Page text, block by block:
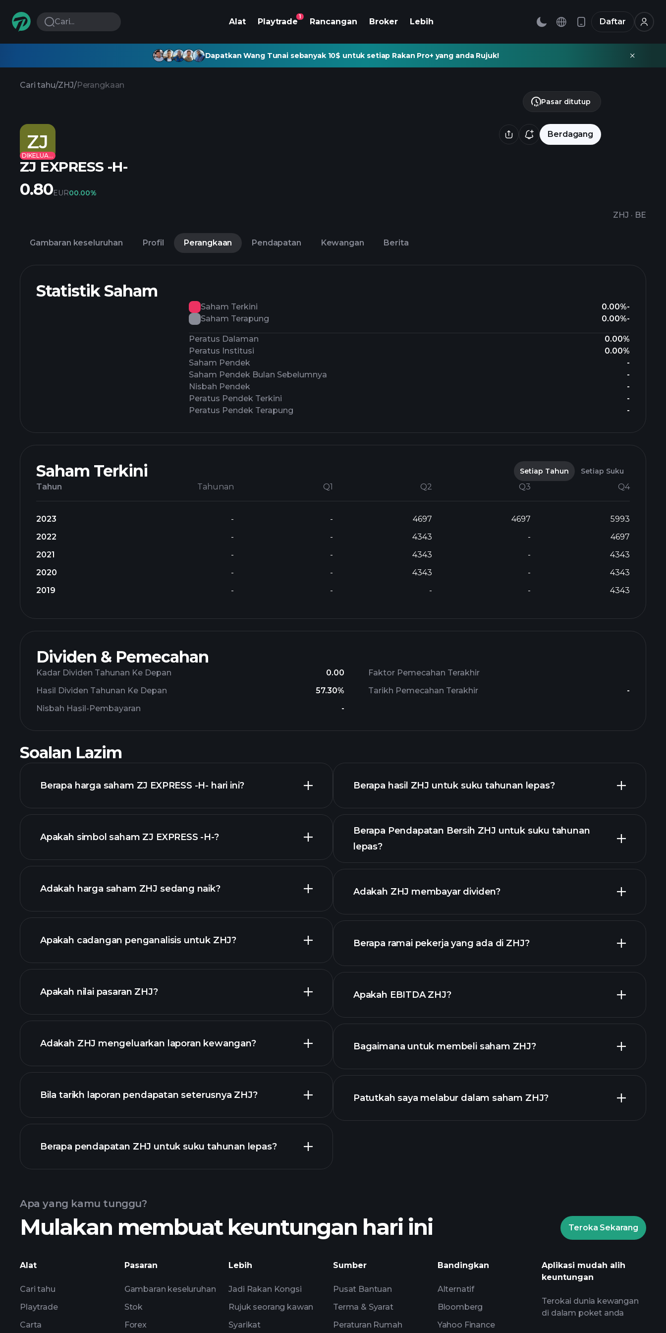
Cari... Alat Playtrade
1
Rancangan Broker Lebih Daftar
Dapatkan Wang Tunai sebanyak 10$ untuk setiap Rakan Pro+ yang anda Rujuk!
Cari tahu/ZHJ/Perangkaan
ZJ
DIKELUARKAN
Berdagang
ZJ EXPRESS -H-
ZHJ · BE
Pasar ditutup
0.80EUR00.00%
Gambaran keseluruhan Profil Perangkaan Pendapatan Kewangan Berita
Statistik Saham
Saham Terkini 0.00%-
Saham Terapung
0.00%-
Peratus Dalaman
0.00%
Peratus Institusi
0.00%
Saham Pendek
-
Saham Pendek Bulan Sebelumnya
-
Nisbah Pendek
-
Peratus Pendek Terkini
-
Peratus Pendek Terapung
-
Saham Terkini Setiap Tahun Setiap Suku
Tahun Tahunan Q1 Q2 Q3 Q4
2023 - - 4697 4697
5993
2022
- - 4343 -
4697
2021
- - 4343 -
4343
2020
- - 4343 -
4343
2019
- - - - 4343
Dividen & Pemecahan
Kadar Dividen Tahunan Ke Depan
0.00
Hasil Dividen Tahunan Ke Depan
57.30%
Nisbah Hasil-Pembayaran
-
Faktor Pemecahan Terakhir
Tarikh Pemecahan Terakhir
-
Soalan Lazim
Berapa harga saham ZJ EXPRESS -H- hari ini?
grafik lanjutan
Apakah simbol saham ZJ EXPRESS -H-?
Adakah harga saham ZHJ sedang naik?
grafik ZHJ
Apakah cadangan penganalisis untuk ZHJ?
Apakah nilai pasaran ZHJ?
senarai saham kami
Adakah ZHJ mengeluarkan laporan kewangan?
kewangan ZHJ
Bila tarikh laporan pendapatan seterusnya ZHJ?
Kalendar
Berapa pendapatan ZHJ untuk suku tahunan lepas?
Berapa hasil ZHJ untuk suku tahunan lepas?
laporan kewangan ZHJ
Berapa Pendapatan Bersih ZHJ untuk suku tahunan
lepas?
Adakah ZHJ membayar dividen?
Berapa ramai pekerja yang ada di ZHJ?
Apakah EBITDA ZHJ?
laporan kewangan
Bagaimana untuk membeli saham ZHJ?
Patutkah saya melabur dalam saham ZHJ?
Watchlists
Portfolia Bilionaire
Apa yang kamu tunggu?
Mulakan membuat keuntungan hari ini Teroka Sekarang
Alat
Cari tahu
Playtrade
Carta
Pasaran
Gambaran keseluruhan
Stok
Forex
Lebih
Jadi Rakan Kongsi
Rujuk seorang kawan
Syarikat
Sumber
Pusat Bantuan
Terma & Syarat
Peraturan Rumah
Bandingkan
Alternatif
Bloomberg
Yahoo Finance
Aplikasi mudah alih
keuntungan
Terokai dunia kewangan
di dalam poket anda